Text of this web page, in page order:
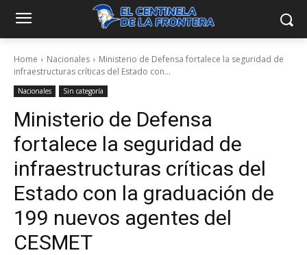
Home Nacionales
Ministerio de Defensa fortalece la seguridad de
infraestructuras críticas del Estado con...
Nacionales Sin categoría
Ministerio de Defensa
fortalece la seguridad de
infraestructuras críticas del
Estado con la graduación de
199 nuevos agentes del
CESMET